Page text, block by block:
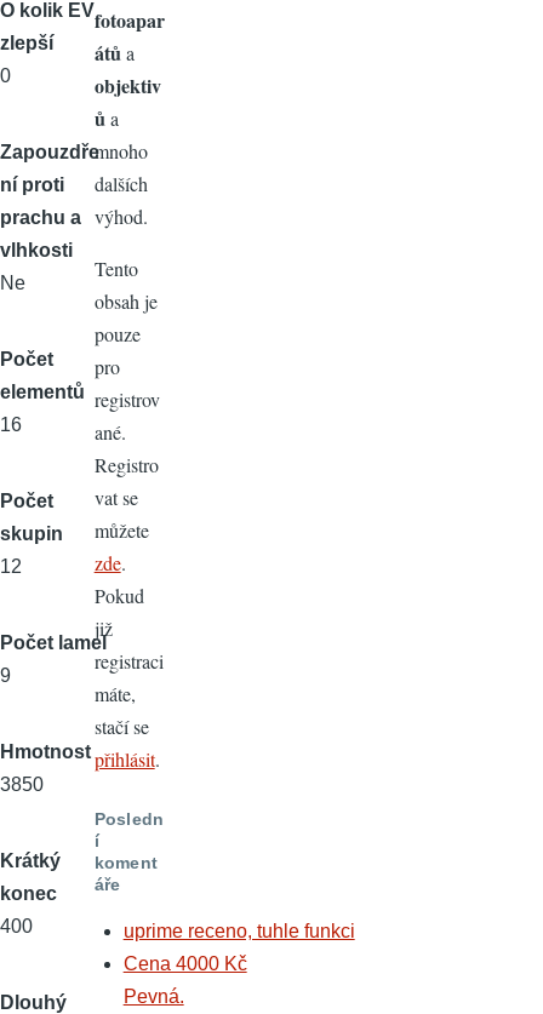
O kolik EV
zlepší
0
Zapouzdře
ní proti
prachu a
vlhkosti
Ne
Počet
elementů
16
Počet
skupin
12
Počet lamel
9
Hmotnost
3850
Krátký
konec
400
Dlouhý
fotoapar
átů a
objektiv
ů a
mnoho
dalších
výhod.
Tento
obsah je
pouze
pro
registrov
ané.
Registro
vat se
můžete
zde.
Pokud
již
registraci
máte,
stačí se
přihlásit.
Posledn
í
koment
áře
uprime receno, tuhle funkci
Cena 4000 Kč
Pevná.